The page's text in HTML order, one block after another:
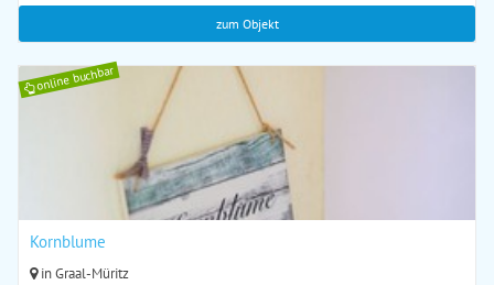
zum Objekt
online buchbar
Kornblume
in Graal-Müritz